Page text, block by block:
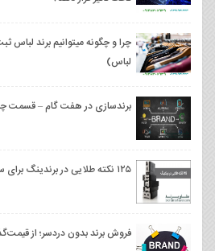
چرا و چگونه میتوانیم برند لباس
لباس)
برندسازی در هفت گام – قسمت
۱۲۵ نکته طلایی در برندینگ برای ساخت یک برند قوی و محبوب
فروش برند بدون دردسر؛ از